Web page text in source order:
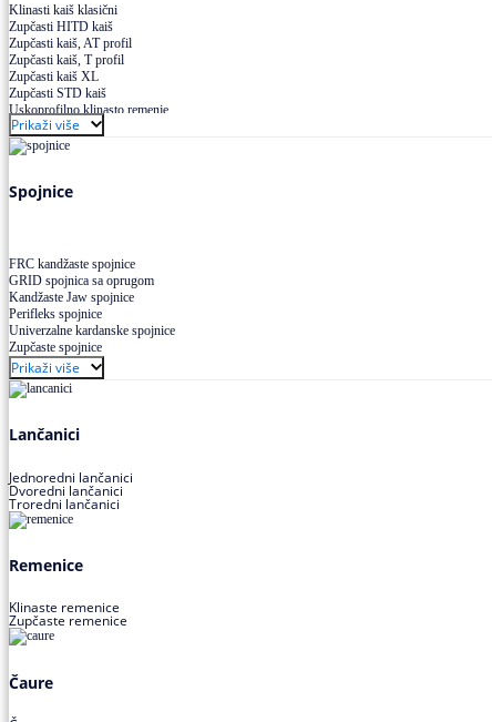
Klinasti kaiš klasični
Zupčasti HITD kaiš
Zupčasti kaiš, AT profil
Zupčasti kaiš, T profil
Zupčasti kaiš XL
Zupčasti STD kaiš
Uskoprofilno klinasto remenje
Uskoprofilno klinasto remenje spojeno
Uskoprofilno klinasto remenje XP extra power
Višekanalno remenje PJ,PK
Prikaži više
Spojnice
FRC kandžaste spojnice
GRID spojnica sa oprugom
Kandžaste Jaw spojnice
Perifleks spojnice
Univerzalne kardanske spojnice
Zupčaste spojnice
Prikaži više
Lančanici
Jednoredni lančanici
Dvoredni lančanici
Troredni lančanici
Remenice
Klinaste remenice
Zupčaste remenice
Čaure